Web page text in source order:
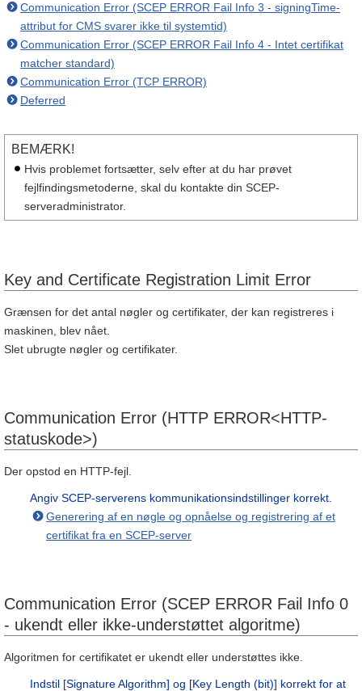
Communication Error (SCEP ERROR Fail Info 3 - signingTime-
attribut for CMS svarer ikke til systemtid)
Communication Error (SCEP ERROR Fail Info 4 - Intet certifikat
matcher standard)
Communication Error (TCP ERROR)
Deferred
BEMÆRK!
Hvis problemet fortsætter, selv efter at du har prøvet
fejlfindingsmetoderne, skal du kontakte din SCEP-
serveradministrator.
Key and Certificate Registration Limit Error
Grænsen for det antal nøgler og certifikater, der kan registreres i
maskinen, blev nået.
Slet ubrugte nøgler og certifikater.
Communication Error (HTTP ERROR<HTTP-
statuskode>)
Der opstod en HTTP-fejl.
Angiv SCEP-serverens kommunikationsindstillinger korrekt.
Generering af en nøgle og opnåelse og registrering af et
certifikat fra en SCEP-server
Communication Error (SCEP ERROR Fail Info 0
- ukendt eller ikke-understøttet algoritme)
Algoritmen for certifikatet er ukendt eller understøttes ikke.
Indstil [Signature Algorithm] og [Key Length (bit)] korrekt for at